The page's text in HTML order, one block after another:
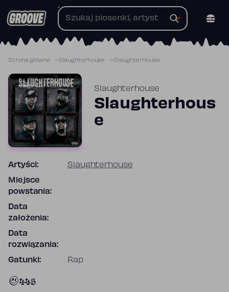
do
Strona główna Slaughterhouse Slaughterhouse
Slaughterhouse
Slaughterhous
e
Artyści: Slaughterhouse
Miejsce
powstania:
Data
założenia:
Data
rozwiązania:
Gatunki: Rap
445